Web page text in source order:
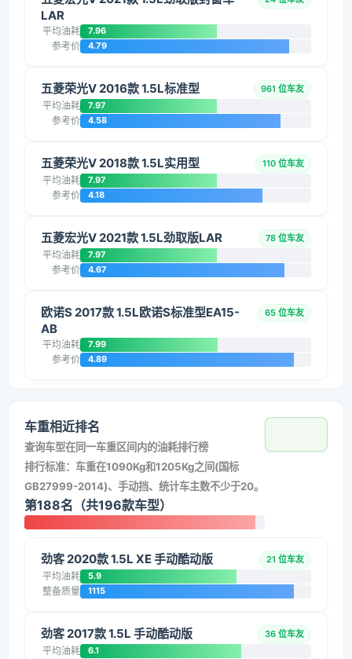
LAR
平均油耗 7.96
参考价 4.79
五菱荣光V 2016款 1.5L标准型 961 位车友
平均油耗 7.97
参考价 4.58
五菱荣光V 2018款 1.5L实用型 110 位车友
平均油耗 7.97
参考价 4.18
五菱宏光V 2021款 1.5L劲取版LAR 78 位车友
平均油耗 7.97
参考价 4.67
欧诺S 2017款 1.5L欧诺S标准型EA15-
AB
65 位车友
平均油耗 7.99
参考价 4.89
车重相近排名
查询车型在同一车重区间内的油耗排行榜
排行标准：车重在1090Kg和1205Kg之间(国标
GB27999-2014)、手动挡、统计车主数不少于20。
第188名（共196款车型）
劲客 2020款 1.5L XE 手动酷动版 21 位车友
平均油耗 5.9
整备质量 1115
劲客 2017款 1.5L 手动酷动版 36 位车友
平均油耗 6.1